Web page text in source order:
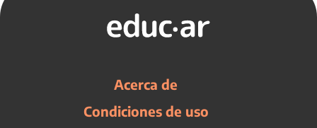
Acerca de
Condiciones de uso